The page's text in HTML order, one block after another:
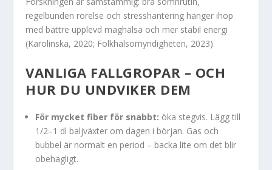
regelbunden rörelse och stresshantering hänger ihop
med bättre upplevd maghälsa och mer stabil energi
(Karolinska, 2020; Folkhälsomyndigheten, 2023).
VANLIGA FALLGROPAR – OCH
HUR DU UNDVIKER DEM
För mycket fiber för snabbt: öka stegvis. Lägg till
1/2–1 dl baljväxter om dagen i början. Gas och
bubbel är normalt en period – backa lite om det blir
obehagligt.